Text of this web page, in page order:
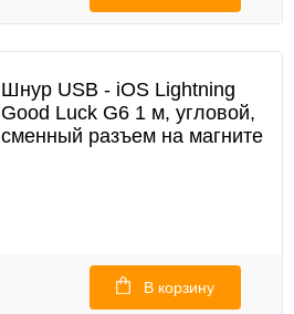
Шнур USB - iOS Lightning
Good Luck G6 1 м, угловой,
сменный разъем на магните
В корзину